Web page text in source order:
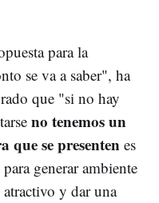
para la
se va a saber", ha
que "si no hay
no tenemos un
que se presentenes
generar ambiente
y dar una